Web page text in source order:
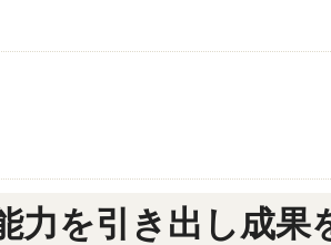
力を引き出し成果